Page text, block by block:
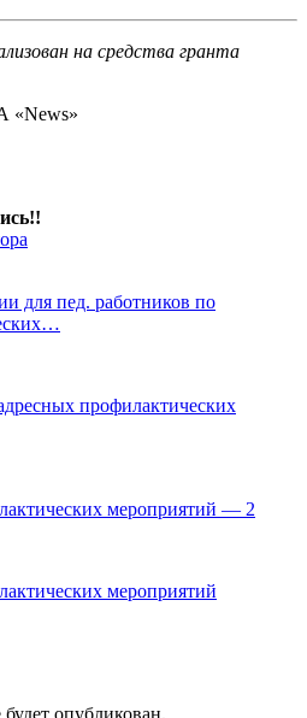
на средства гранта
«News»
для пед. работников по
профилактических
мероприятий — 2
мероприятий
опубликован.